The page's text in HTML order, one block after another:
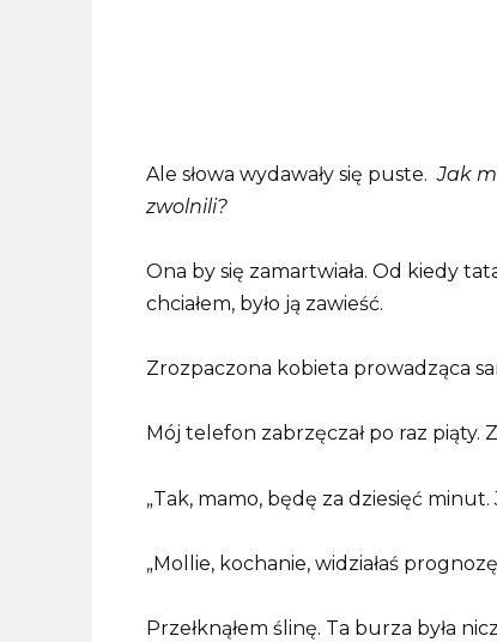
Ale słowa wydawały się puste.Jak
zwolnili?
Ona by się zamartwiała. Od kiedy
chciałem, było ją zawieść.
Zrozpaczona kobieta prowadząca
Mój telefon zabrzęczał po raz piąty.
„Tak, mamo, będę za dziesięć minut.
„Mollie, kochanie, widziałaś
Przełknąłem ślinę. Ta burza była